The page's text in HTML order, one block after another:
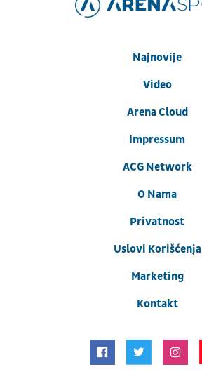
Najnovije
Video
Arena Cloud
Impressum
ACG Network
O Nama
Privatnost
Uslovi Korišćenja
Marketing
Kontakt